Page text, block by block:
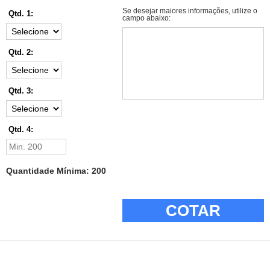
Qtd. 1:
Qtd. 2:
Qtd. 3:
Qtd. 4:
Quantidade Mínima: 200
Se desejar maiores informações, utilize o
campo abaixo:
COTAR